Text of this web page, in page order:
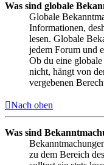
Was sind globale
Globale
Informationen,
lesen. Globale
jedem Forum und
Ob du eine
nicht, hängt von
vergebenen
Nach oben
Was sind
zu dem Bereich